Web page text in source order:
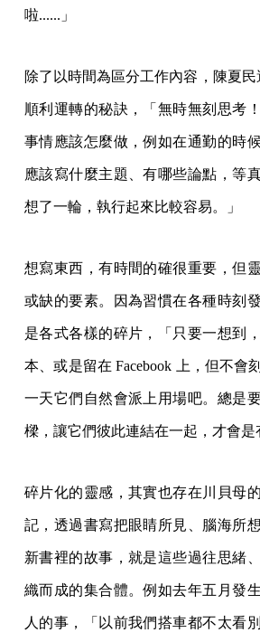
啦......」
除了以時間為區分工作內容，陳夏民
順利運轉的秘訣，「無時無刻思考
事情應該怎麼做，例如在通勤的時
應該寫什麼主題、有哪些論點，等
想了一輪，執行起來比較容易。」
想寫東西，有時間的確很重要，但
或缺的要素。因為習慣在各種時刻
是各式各樣的碎片，「只要一想到
本、或是留在 Facebook 上，但不會
一天它們自然會派上用場吧。總是
樑，讓它們彼此連結在一起，才會是
碎片化的靈感，其實也存在川貝母
記，透過書寫把眼睛所見、腦海所
新書裡的故事，就是這些過往思緒
織而成的集合體。例如去年五月發
人的事，「以前我們搭車都不太看